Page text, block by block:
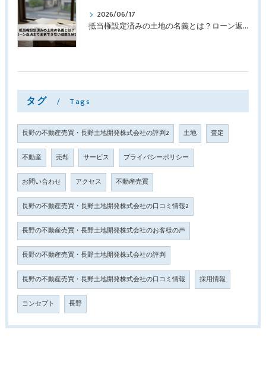
2026/06/17
抵当権設定済みの土地の名義とは？ローン返済まで変更できない理由を解説
タグ Tags
長野の不動産売買・長野土地開発株式会社の評判2 土地 査定
不動産 売却 サービス プライバシーポリシー
お問い合わせ アクセス 不動産売買
長野の不動産売買・長野土地開発株式会社の口コミ情報2
長野の不動産売買・長野土地開発株式会社のお客様の声
長野の不動産売買・長野土地開発株式会社の評判
長野の不動産売買・長野土地開発株式会社の口コミ情報 採用情報
コンセプト 長野